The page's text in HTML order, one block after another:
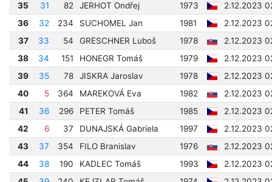
35
31 82 JERHOT Ondřej 1973
2.12.2023
36
32 234 SUCHOMEL Jan 1981
2.12.2023
37
33 54 GRESCHNER Luboš 1978
2.12.2023
38
34 151 HONEGR Tomáš 1979
2.12.2023
39
35 78 JISKRA Jaroslav 1978
2.12.2023
40
5 364 MAREKOVÁ Eva 1982
2.12.2023
41
36 296 PETER Tomáš 1985
2.12.2023
42
6 37 DUNAJSKÁ Gabriela 1997
2.12.2023
43
37 354 FILO Branislav 1976
2.12.2023
44
38 190 KADLEC Tomáš 1993
2.12.2023